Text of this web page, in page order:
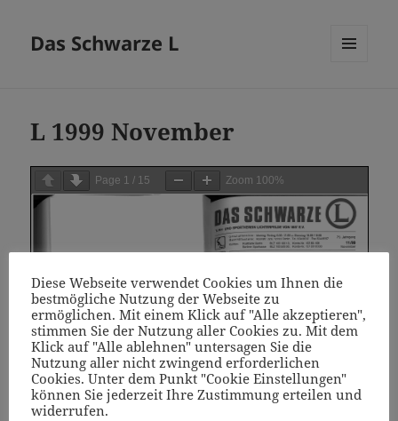
Das Schwarze L
L 1999 November
Page 1 / 15 Zoom 100%
Diese Webseite verwendet Cookies um Ihnen die
bestmögliche Nutzung der Webseite zu
ermöglichen. Mit einem Klick auf "Alle akzeptieren",
stimmen Sie der Nutzung aller Cookies zu. Mit dem
Klick auf "Alle ablehnen" untersagen Sie die
Nutzung aller nicht zwingend erforderlichen
Cookies. Unter dem Punkt "Cookie Einstellungen"
können Sie jederzeit Ihre Zustimmung erteilen und
widerrufen.